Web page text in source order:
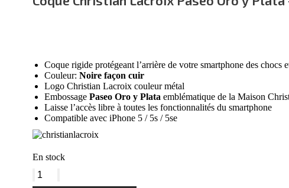
Coque rigide protégeant l’arrière de votre smartphone des chocs
Couleur: Noire façon cuir
Logo Christian Lacroix couleur métal
Embossage Paseo Oro y Plata emblématique de la Maison
Laisse l’accès libre à toutes les fonctionnalités du smartphone
Compatible avec iPhone 5 / 5s / 5se
En stock
quantité